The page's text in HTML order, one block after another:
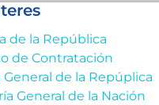
de la República
de Contratación
General de la Repúplica
General de la Nación